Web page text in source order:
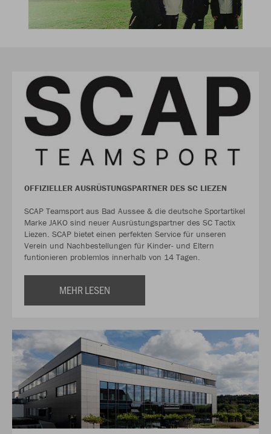
OFFIZIELLER AUSRÜSTUNGSPARTNER DES SC LIEZEN
SCAP Teamsport aus Bad Aussee & die deutsche Sportartikel
Marke JAKO sind neuer Ausrüstungspartner des SC Tactix
Liezen. SCAP bietet einen perfekten Service für unseren
Verein und Nachbestellungen für Kinder- und Eltern
funtionieren problemlos innerhalb von 14 Tagen.
MEHR LESEN